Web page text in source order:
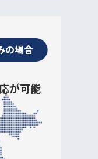
の場合
が可能